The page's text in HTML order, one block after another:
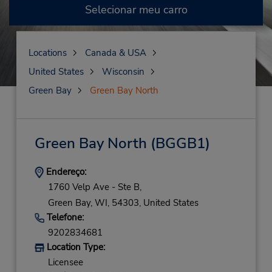
Selecionar meu carro
Locations
Canada & USA
United States
Wisconsin
Green Bay
Green Bay North
Green Bay North (BGGB1)
Endereço:
1760 Velp Ave - Ste B,
Green Bay, WI, 54303, United States
Telefone:
9202834681
Location Type:
Licensee